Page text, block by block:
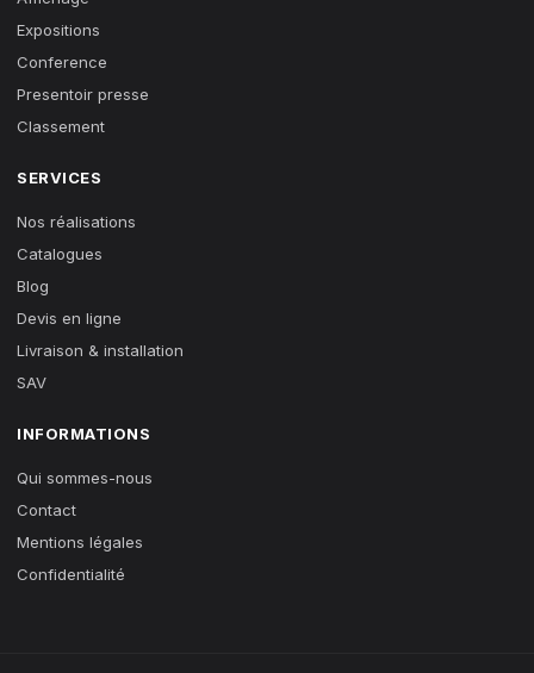
Expositions
Conference
Presentoir presse
Classement
SERVICES
Nos réalisations
Catalogues
Blog
Devis en ligne
Livraison & installation
SAV
INFORMATIONS
Qui sommes-nous
Contact
Mentions légales
Confidentialité